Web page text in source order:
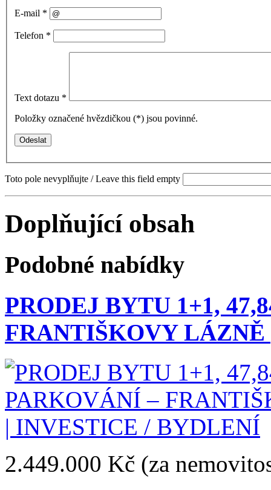
E-mail *
Telefon *
Text dotazu *
Položky označené hvězdičkou (*) jsou povinné.
Toto pole nevyplňujte / Leave this field empty
Doplňující obsah
Podobné nabídky
PRODEJ BYTU 1+1,
FRANTIŠKOVY
2.449.000 Kč (za